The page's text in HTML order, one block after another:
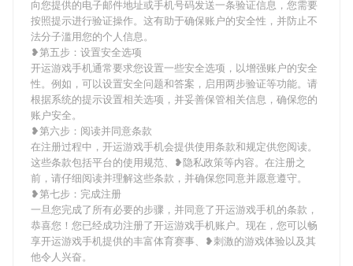
向您提供的电子邮件地址或手机号码发送一条验证信息，您需要
按照提示进行验证操作。这有助于确保账户的安全性，并防止不
法分子滥用您的个人信息。
❥第五步：设置安全选项
开运游戏手机通常要求您设置一些安全选项，以增强账户的安全
性。例如，可以设置安全问题和答案，启用两步验证等功能。请
根据系统的提示设置相关选项，并妥善保管相关信息，确保您的
账户安全。
❥第六步：阅读并同意条款
在注册过程中，开运游戏手机会提供使用条款和规定供您阅读。
这些条款包括平台的使用规范、❥隐私政策等内容。在注册之
前，请仔细阅读并理解这些条款，并确保您同意并愿意遵守。
❥第七步：完成注册
一旦您完成了所有必要的步骤，并同意了开运游戏手机的条款，
恭喜您！您已经成功注册了开运游戏手机账户。现在，您可以畅
享开运游戏手机提供的丰富体育赛事、❥刺激的游戏体验以及其
他令人兴奋。